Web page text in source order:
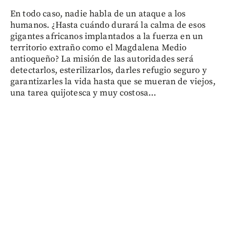
En todo caso, nadie habla de un ataque a los
humanos. ¿Hasta cuándo durará la calma de esos
gigantes africanos implantados a la fuerza en un
territorio extraño como el Magdalena Medio
antioqueño? La misión de las autoridades será
detectarlos, esterilizarlos, darles refugio seguro y
garantizarles la vida hasta que se mueran de viejos,
una tarea quijotesca y muy costosa...